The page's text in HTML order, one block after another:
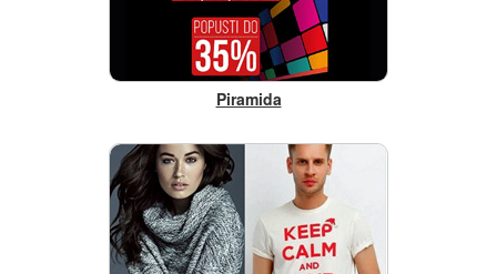
Piramida